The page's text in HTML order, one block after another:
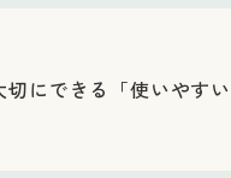
にできる「使いやす